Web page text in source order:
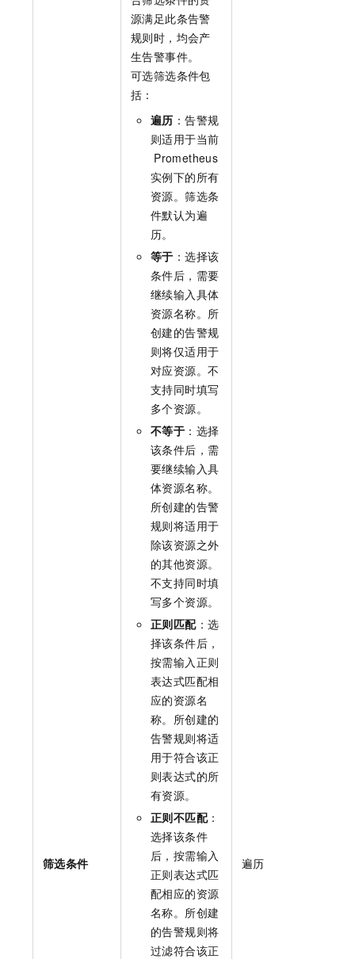
筛选条件
源满足此条告警
规则时，均会产
生告警事件。
可选筛选条件包
括：
遍历 ：告警规
则适用于当前
Prometheus
实例下的所有
资源。筛选条
件默认为遍
历。
等于 ：选择该
条件后，需要
继续输入具体
资源名称。所
创建的告警规
则将仅适用于
对应资源。不
支持同时填写
多个资源。
不等于 ：选择
该条件后，需
要继续输入具
体资源名称。
所创建的告警
规则将适用于
除该资源之外
的其他资源。
不支持同时填
写多个资源。
正则匹配：选
择该条件后，
按需输入正则
表达式匹配相
应的资源名
称。所创建的
告警规则将适
用于符合该正
则表达式的所
有资源。
正则不匹配：
选择该条件
后，按需输入
正则表达式匹
配相应的资源
名称。所创建
的告警规则将
过滤符合该正
遍历